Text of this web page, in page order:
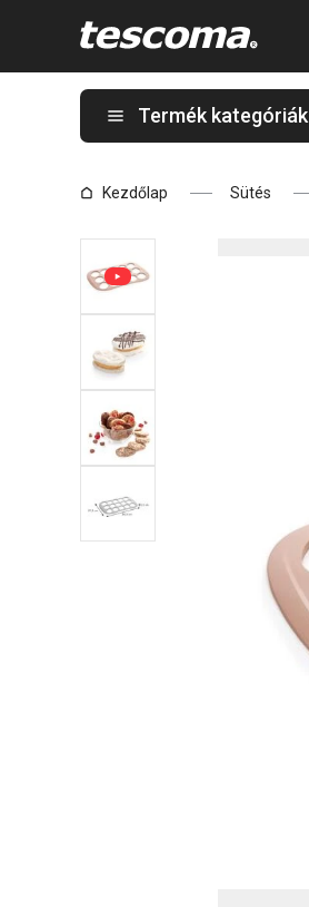
Termék kategóriák
Kezdőlap Sütés